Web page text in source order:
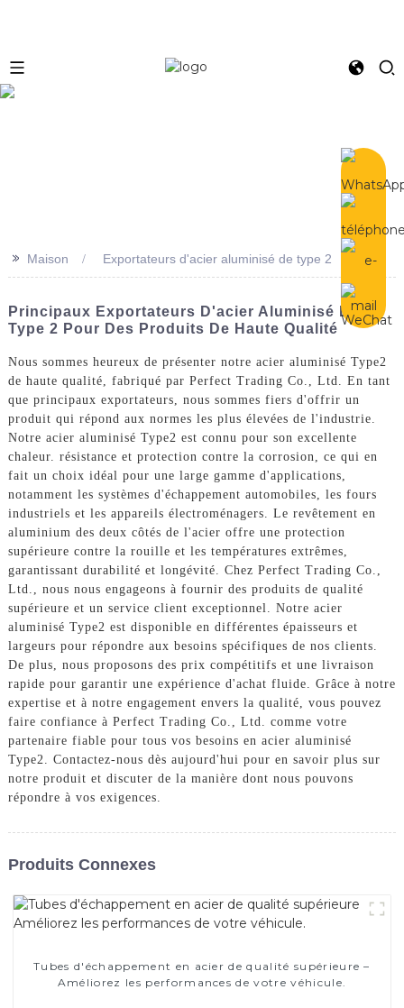
>> Maison Exportateurs d'acier aluminisé de type 2
Principaux Exportateurs D'acier Aluminisé De
Type 2 Pour Des Produits De Haute Qualité
Nous sommes heureux de présenter notre acier aluminisé Type2
de haute qualité, fabriqué par Perfect Trading Co., Ltd. En tant
que principaux exportateurs, nous sommes fiers d'offrir un
produit qui répond aux normes les plus élevées de l'industrie.
Notre acier aluminisé Type2 est connu pour son excellente
chaleur. résistance et protection contre la corrosion, ce qui en
fait un choix idéal pour une large gamme d'applications,
notamment les systèmes d'échappement automobiles, les fours
industriels et les appareils électroménagers. Le revêtement en
aluminium des deux côtés de l'acier offre une protection
supérieure contre la rouille et les températures extrêmes,
garantissant durabilité et longévité. Chez Perfect Trading Co.,
Ltd., nous nous engageons à fournir des produits de qualité
supérieure et un service client exceptionnel. Notre acier
aluminisé Type2 est disponible en différentes épaisseurs et
largeurs pour répondre aux besoins spécifiques de nos clients.
De plus, nous proposons des prix compétitifs et une livraison
rapide pour garantir une expérience d'achat fluide. Grâce à notre
expertise et à notre engagement envers la qualité, vous pouvez
faire confiance à Perfect Trading Co., Ltd. comme votre
partenaire fiable pour tous vos besoins en acier aluminisé
Type2. Contactez-nous dès aujourd'hui pour en savoir plus sur
notre produit et discuter de la manière dont nous pouvons
répondre à vos exigences.
Produits Connexes
Tubes d'échappement en acier de qualité supérieure –
Améliorez les performances de votre véhicule.